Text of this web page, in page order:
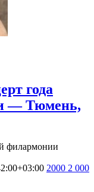
года
— Тюмень,
филармонии
2000 2 000